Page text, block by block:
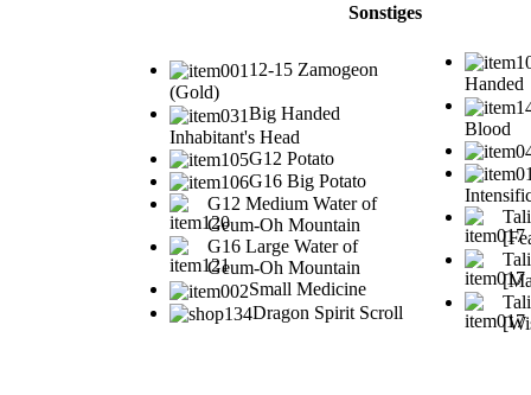
Sonstiges
12-15 Zamogeon
(Gold)
Big Handed
Inhabitant's Head
G12 Potato
G16 Big Potato
G12 Medium Water of
Geum-Oh Mountain
G16 Large Water of
Geum-Oh Mountain
Small Medicine
Dragon Spirit Scroll
Handed
Blood